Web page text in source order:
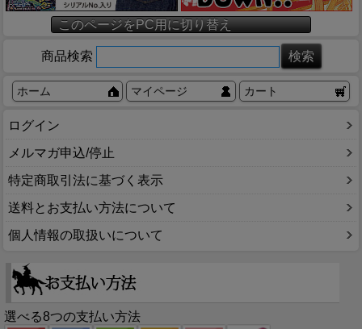
このページをPC用に切り替え
商品検索
ホーム マイページ カート
ログイン
メルマガ申込/停止
特定商取引法に基づく表示
送料とお支払い方法について
個人情報の取扱いについて
選べる8つの支払い方法